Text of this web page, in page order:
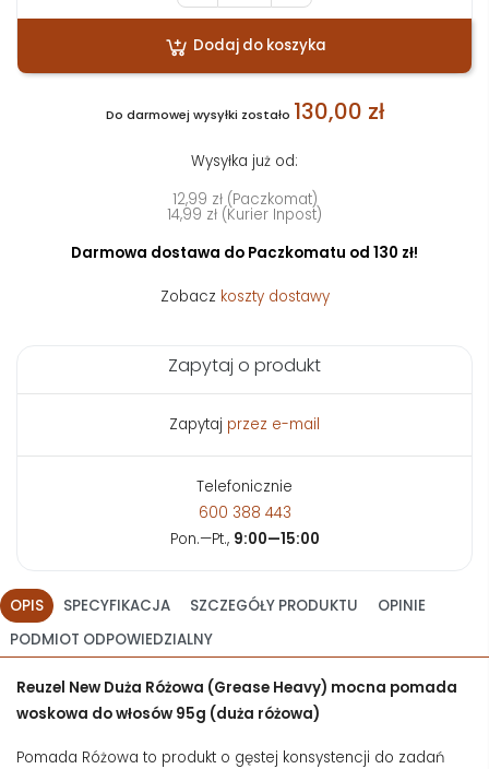
Dodaj do koszyka
Do darmowej wysyłki zostało 130,00 zł
Wysyłka już od:
12,99 zł (Paczkomat)
14,99 zł (Kurier Inpost)
Darmowa dostawa do Paczkomatu od 130 zł!
Zobacz koszty dostawy
Zapytaj o produkt
Zapytaj przez e-mail
Telefonicznie
600 388 443
Pon.—Pt., 9:00—15:00
OPIS SPECYFIKACJA SZCZEGÓŁY PRODUKTU
OPINIE
PODMIOT ODPOWIEDZIALNY
Reuzel New Duża Różowa (Grease Heavy) mocna pomada
woskowa do włosów 95g (duża różowa)
Pomada Różowa to produkt o gęstej konsystencji do zadań